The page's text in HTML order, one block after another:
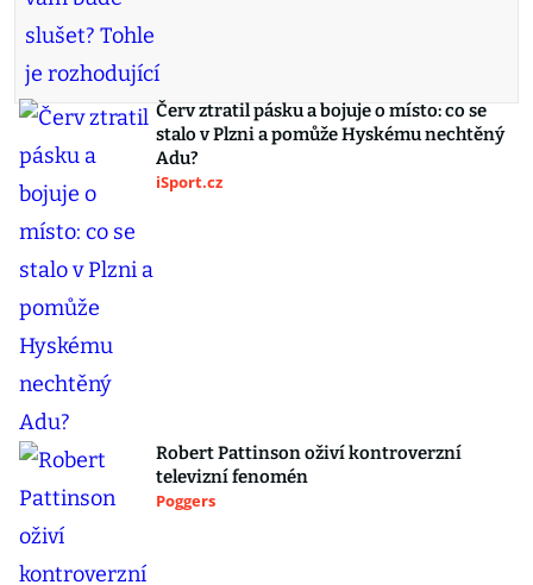
Červ ztratil pásku a bojuje o místo: co se
stalo v Plzni a pomůže Hyskému nechtěný
Adu?
iSport.cz
Robert Pattinson oživí kontroverzní
televizní fenomén
Poggers